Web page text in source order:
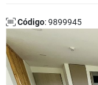
Código: 9899945